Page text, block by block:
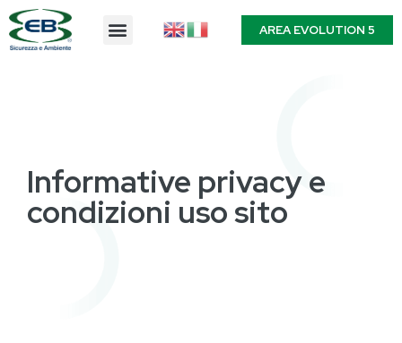
AREA EVOLUTION 5
Informative privacy e
condizioni uso sito